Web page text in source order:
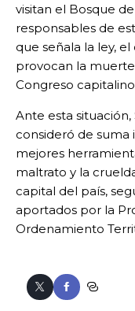
visitan el Bosque
responsables de
que señala la ley, el
provocan la
Congreso
Ante esta
consideró de
mejores
maltrato y la
capital del país,
aportados por la
Ordenamiento